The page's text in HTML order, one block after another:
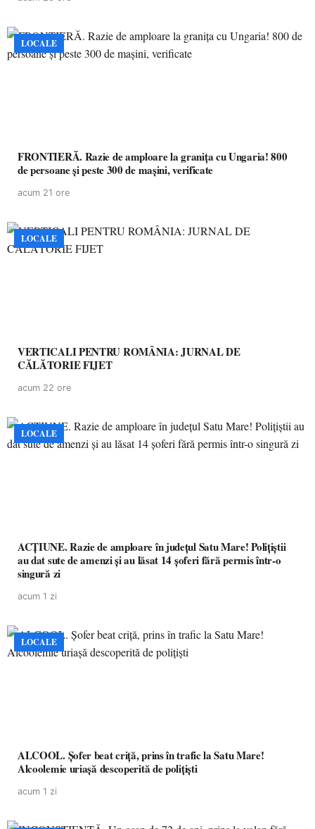
LOCALE
FRONTIERĂ. Razie de amploare la granița cu Ungaria! 800
de persoane și peste 300 de mașini, verificate
acum 21 ore
LOCALE
VERTICALI PENTRU ROMÂNIA: JURNAL DE
CĂLĂTORIE FIJET
acum 22 ore
LOCALE
ACȚIUNE. Razie de amploare în județul Satu Mare! Polițiștii
au dat sute de amenzi și au lăsat 14 șoferi fără permis într-o
singură zi
acum 1 zi
LOCALE
ALCOOL. Șofer beat criță, prins în trafic la Satu Mare!
Alcoolemie uriașă descoperită de polițiști
acum 1 zi